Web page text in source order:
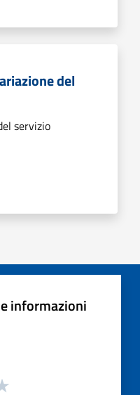
del
servizio
informazioni